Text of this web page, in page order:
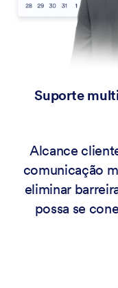
Suporte
Alcance
comunicação
eliminar
possa se